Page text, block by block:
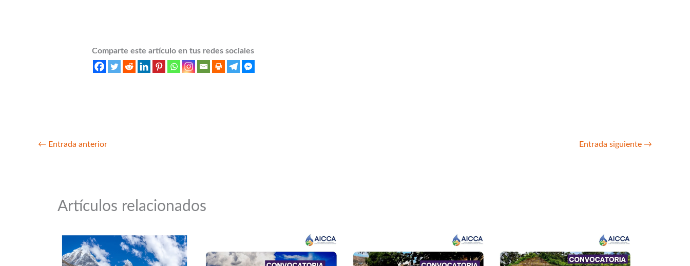
Comparte este artículo en tus redes sociales
← Entrada anterior Entrada siguiente →
Artículos relacionados